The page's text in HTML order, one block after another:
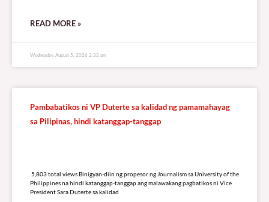
READ MORE »
Wednesday, August 5, 2026 2:32 pm
Pambabatikos ni VP Duterte sa kalidad ng pamamahayag
sa Pilipinas, hindi katanggap-tanggap
5,803 total views Binigyan-diin ng propesor ng Journalism sa University of the
Philippines na hindi katanggap-tanggap ang malawakang pagbatikos ni Vice
President Sara Duterte sa kalidad